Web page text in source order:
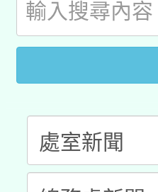
用水績
桃園市
開 智慧
2026年